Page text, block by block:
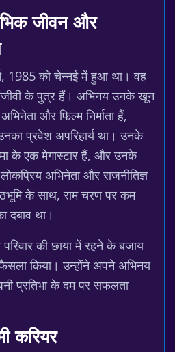
जीवन और
1985 को चेन्नई में हुआ था। वह
के पुत्र हैं। अभिनय उनके खून
और फिल्म निर्माता हैं,
प्रवेश अपरिहार्य था। उनके
के एक मेगास्टार हैं, और उनके
अभिनेता और राजनीतिज्ञ
के साथ, राम चरण पर कम
दबाव था।
की छाया में रहने के बजाय
किया। उन्होंने अपने अभिनय
प्रतिभा के दम पर सफलता
करियर